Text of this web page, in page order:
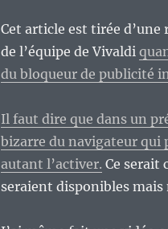
Cet article est tirée
de l’équipe de Vivaldi
du bloqueur de publicité
Il faut dire que dans un
bizarre du navigateur qui
autant l’activer. Ce serait
seraient disponibles mais